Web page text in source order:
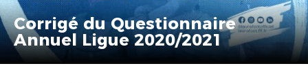
Corrigé du Questionnaire
Annuel Ligue 2020/2021